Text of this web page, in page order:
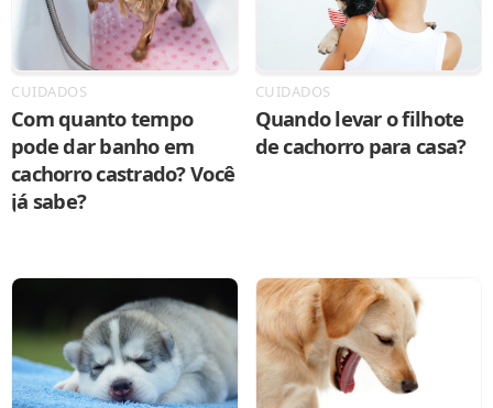
CUIDADOS
Com quanto tempo
pode dar banho em
cachorro castrado? Você
já sabe?
CUIDADOS
Quando levar o filhote
de cachorro para casa?